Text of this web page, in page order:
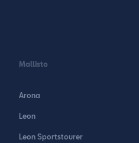
Mallisto
Arona
Leon
Leon Sportstourer